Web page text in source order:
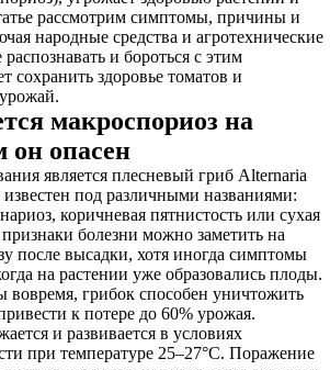
рассмотрим симптомы, причины и
народные средства и агротехнические
и бороться с этим
сохранить здоровье томатов и
макроспориоз на
он опасен
является плесневый гриб Alternaria
под различными названиями:
коричневая пятнистость или сухая
болезни можно заметить на
после высадки, хотя иногда симптомы
на растении уже образовались плоды.
вовремя, грибок способен уничтожить
к потере до 60% урожая.
и развивается в условиях
при температуре 25–27°С. Поражение